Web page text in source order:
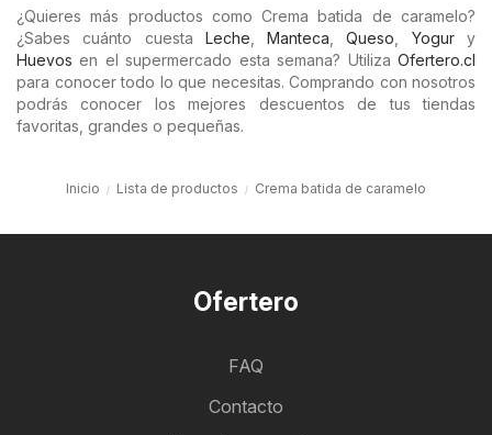
¿Quieres más productos como Crema batida de caramelo?
¿Sabes cuánto cuesta Leche ,Manteca ,Queso Yogury
Huevos en el supermercado esta semana? Utiliza Ofertero.cl
para conocer todo lo que necesitas. Comprando con nosotros
podrás conocer los mejores descuentos de tus tiendas
favoritas, grandes o pequeñas.
Inicio Lista de productos Crema batida de caramelo
Ofertero
FAQ
Contacto